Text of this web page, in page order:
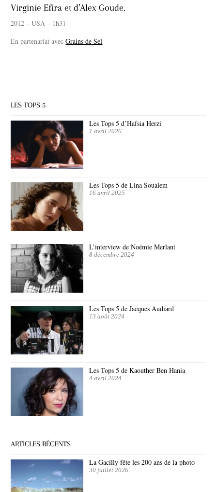
Virginie Efira et d’Alex Goude.
2012 – USA – 1h31
En partenariat avecGrains de Sel
LES TOPS 5
Les Tops 5 d’Hafsia Herzi
1 avril 2026
Les Tops 5 de Lina Soualem
16 avril 2025
L’interview de Noémie Merlant
8 décembre 2024
Les Tops 5 de Jacques Audiard
13 août 2024
Les Tops 5 de Kaouther Ben Hania
4 avril 2024
ARTICLES RÉCENTS
La Gacilly fête les 200 ans de la photo
30 juillet 2026